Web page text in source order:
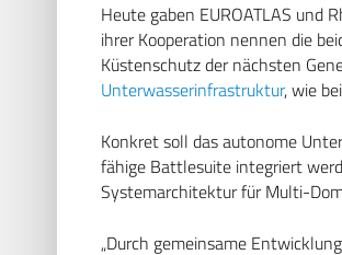
Heute gaben EUROATLAS und
ihrer Kooperation nennen die
Küstenschutz der nächsten
Unterwasserinfrastruktur, wie
Konkret soll das autonome
fähige Battlesuite integriert
Systemarchitektur für Multi-
„Durch gemeinsame